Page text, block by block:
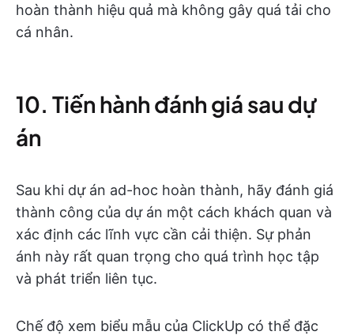
hoàn thành hiệu quả mà không gây quá tải cho
cá nhân.
10. Tiến hành đánh giá sau dự
án
Sau khi dự án ad-hoc hoàn thành, hãy đánh giá
thành công của dự án một cách khách quan và
xác định các lĩnh vực cần cải thiện. Sự phản
ánh này rất quan trọng cho quá trình học tập
và phát triển liên tục.
Chế độ xem biểu mẫu của ClickUp có thể đặc